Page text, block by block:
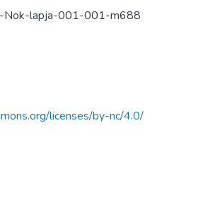
lapja-001-001-m688
licenses/by-nc/4.0/